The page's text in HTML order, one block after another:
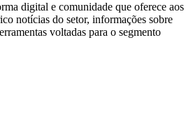
digital e comunidade que oferece aos
notícias do setor, informações sobre
voltadas para o segmento